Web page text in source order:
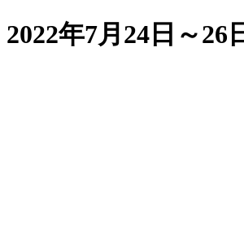
2022年7月24日～